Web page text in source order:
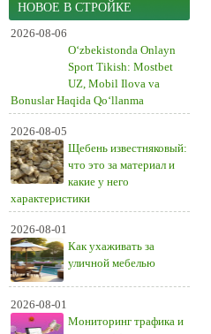
НОВОЕ В СТРОЙКЕ
2026-08-06
O‘zbekistonda Onlayn
Sport Tikish: Mostbet
UZ, Mobil Ilova va
Bonuslar Haqida Qo‘llanma
2026-08-05
Щебень известняковый:
что это за материал и
какие у него
характеристики
2026-08-01
Как ухаживать за
уличной мебелью
2026-08-01
Мониторинг трафика и